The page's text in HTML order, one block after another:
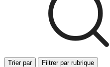
Trier par Filtrer par rubrique